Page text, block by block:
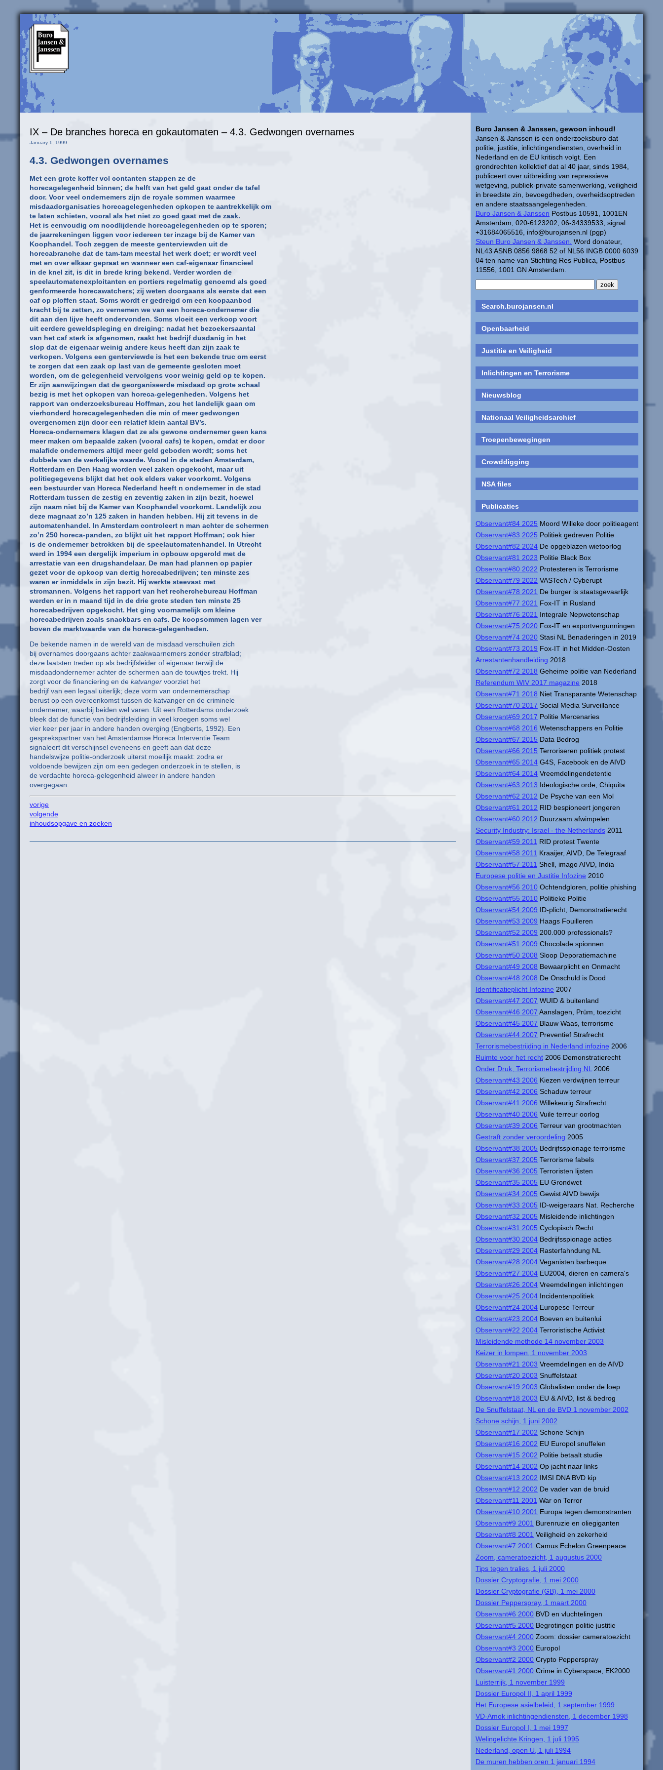
Buro Jansen & Janssen, gewoon inhoud!
Jansen & Janssen is een onderzoeksburo dat
politie, justitie, inlichtingendiensten, overheid in
Nederland en de EU kritisch volgt. Een
grondrechten kollektief dat al 40 jaar, sinds 1984,
publiceert over uitbreiding van repressieve
wetgeving, publiek-private samenwerking, veiligheid
in breedste zin, bevoegdheden, overheidsoptreden
en andere staatsaangelegenheden.
Buro Jansen & Janssen Postbus 10591, 1001EN
Amsterdam, 020-6123202, 06-34339533, signal
+31684065516, info@burojansen.nl (pgp)
Steun Buro Jansen & Janssen. Word donateur,
NL43 ASNB 0856 9868 52 of NL56 INGB 0000 6039
04 ten name van Stichting Res Publica, Postbus
11556, 1001 GN Amsterdam.
Search.burojansen.nl
Openbaarheid
Justitie en Veiligheid
Inlichtingen en Terrorisme
Nieuwsblog
Nationaal Veiligheidsarchief
Troepenbewegingen
Crowddigging
NSA files
Publicaties
Observant#84 2025 Moord Willeke door politieagent
Observant#83 2025 Politiek gedreven Politie
Observant#82 2024 De opgeblazen wietoorlog
Observant#81 2023 Politie Black Box
Observant#80 2022 Protesteren is Terrorisme
Observant#79 2022 VASTech / Cyberupt
Observant#78 2021 De burger is staatsgevaarlijk
Observant#77 2021 Fox-IT in Rusland
Observant#76 2021 Integrale Nepwetenschap
Observant#75 2020 Fox-IT en exportvergunningen
Observant#74 2020 Stasi NL Benaderingen in 2019
Observant#73 2019 Fox-IT in het Midden-Oosten
Arrestantenhandleiding 2018
Observant#72 2018 Geheime politie van Nederland
Referendum WIV 2017 magazine 2018
Observant#71 2018 Niet Transparante Wetenschap
Observant#70 2017 Social Media Surveillance
Observant#69 2017 Politie Mercenaries
Observant#68 2016 Wetenschappers en Politie
Observant#67 2015 Data Bedrog
Observant#66 2015 Terroriseren politiek protest
Observant#65 2014 G4S, Facebook en de AIVD
Observant#64 2014 Vreemdelingendetentie
Observant#63 2013 Ideologische orde, Chiquita
Observant#62 2012 De Psyche van een Mol
Observant#61 2012 RID bespioneert jongeren
Observant#60 2012 Duurzaam afwimpelen
Security Industry: Israel - the Netherlands 2011
Observant#59 2011 RID protest Twente
Observant#58 2011 Kraaijer, AIVD, De Telegraaf
Observant#57 2011 Shell, imago AIVD, India
Europese politie en Justitie Infozine 2010
Observant#56 2010 Ochtendgloren, politie phishing
Observant#55 2010 Politieke Politie
Observant#54 2009 ID-plicht, Demonstratierecht
Observant#53 2009 Haags Fouilleren
Observant#52 2009 200.000 professionals?
Observant#51 2009 Chocolade spionnen
Observant#50 2008 Sloop Deporatiemachine
Observant#49 2008 Bewaarplicht en Onmacht
Observant#48 2008 De Onschuld is Dood
Identificatieplicht Infozine 2007
Observant#47 2007 WUID & buitenland
Observant#46 2007 Aanslagen, Prüm, toezicht
Observant#45 2007 Blauw Waas, terrorisme
Observant#44 2007 Preventief Strafrecht
Terrorismebestrijding in Nederland infozine 2006
Ruimte voor het recht 2006 Demonstratierecht
Onder Druk, Terrorismebestrijding NL 2006
Observant#43 2006 Kiezen verdwijnen terreur
Observant#42 2006 Schaduw terreur
Observant#41 2006 Willekeurig Strafrecht
Observant#40 2006 Vuile terreur oorlog
Observant#39 2006 Terreur van grootmachten
Gestraft zonder veroordeling 2005
Observant#38 2005 Bedrijfsspionage terrorisme
Observant#37 2005 Terrorisme fabels
Observant#36 2005 Terroristen lijsten
Observant#35 2005 EU Grondwet
Observant#34 2005 Gewist AIVD bewijs
Observant#33 2005 ID-weigeraars Nat. Recherche
Observant#32 2005 Misleidende inlichtingen
Observant#31 2005 Cyclopisch Recht
Observant#30 2004 Bedrijfsspionage acties
Observant#29 2004 Rasterfahndung NL
Observant#28 2004 Veganisten barbeque
Observant#27 2004 EU2004, dieren en camera's
Observant#26 2004 Vreemdelingen inlichtingen
Observant#25 2004 Incidentenpolitiek
Observant#24 2004 Europese Terreur
Observant#23 2004 Boeven en buitenlui
Observant#22 2004 Terroristische Activist
Misleidende methode 14 november 2003
Keizer in lompen, 1 november 2003
Observant#21 2003 Vreemdelingen en de AIVD
Observant#20 2003 Snuffelstaat
Observant#19 2003 Globalisten onder de loep
Observant#18 2003 EU & AIVD, list & bedrog
De Snuffelstaat, NL en de BVD 1 november 2002
Schone schijn, 1 juni 2002
Observant#17 2002 Schone Schijn
Observant#16 2002 EU Europol snuffelen
Observant#15 2002 Politie betaalt studie
Observant#14 2002 Op jacht naar links
Observant#13 2002 IMSI DNA BVD kip
Observant#12 2002 De vader van de bruid
Observant#11 2001 War on Terror
Observant#10 2001 Europa tegen demonstranten
Observant#9 2001 Burenruzie en oliegiganten
Observant#8 2001 Veiligheid en zekerheid
Observant#7 2001 Camus Echelon Greenpeace
Zoom, cameratoezicht, 1 augustus 2000
Tips tegen tralies, 1 juli 2000
Dossier Cryptografie, 1 mei 2000
Dossier Cryptografie (GB), 1 mei 2000
Dossier Pepperspray, 1 maart 2000
Observant#6 2000 BVD en vluchtelingen
Observant#5 2000 Begrotingen politie justitie
Observant#4 2000 Zoom: dossier cameratoezicht
Observant#3 2000 Europol
Observant#2 2000 Crypto Pepperspray
Observant#1 2000 Crime in Cyberspace, EK2000
Luisterrijk, 1 november 1999
Dossier Europol II, 1 april 1999
Het Europese asielbeleid, 1 september 1999
VD-Amok inlichtingendiensten, 1 december 1998
Dossier Europol I, 1 mei 1997
Welingelichte Kringen, 1 juli 1995
Nederland, open U, 1 juli 1994
De muren hebben oren 1 januari 1994
IX – De branches horeca en gokautomaten – 4.3. Gedwongen overnames
January 1, 1999
4.3. Gedwongen overnames
Met een grote koffer vol contanten stappen ze de
horecagelegenheid binnen; de helft van het geld gaat onder de tafel
door. Voor veel ondernemers zijn de royale sommen waarmee
misdaadorganisaties horecagelegenheden opkopen te aantrekkelijk om
te laten schieten, vooral als het niet zo goed gaat met de zaak.
Het is eenvoudig om noodlijdende horecagelegenheden op te sporen;
de jaarrekeningen liggen voor iedereen ter inzage bij de Kamer van
Koophandel. Toch zeggen de meeste genterviewden uit de
horecabranche dat de tam-tam meestal het werk doet; er wordt veel
met en over elkaar gepraat en wanneer een caf-eigenaar financieel
in de knel zit, is dit in brede kring bekend. Verder worden de
speelautomatenexploitanten en portiers regelmatig genoemd als goed
genformeerde horecawatchers; zij weten doorgaans als eerste dat een
caf op ploffen staat. Soms wordt er gedreigd om een koopaanbod
kracht bij te zetten, zo vernemen we van een horeca-ondernemer die
dit aan den lijve heeft ondervonden. Soms vloeit een verkoop voort
uit eerdere geweldspleging en dreiging: nadat het bezoekersaantal
van het caf sterk is afgenomen, raakt het bedrijf dusdanig in het
slop dat de eigenaar weinig andere keus heeft dan zijn zaak te
verkopen. Volgens een genterviewde is het een bekende truc om eerst
te zorgen dat een zaak op last van de gemeente gesloten moet
worden, om de gelegenheid vervolgens voor weinig geld op te kopen.
Er zijn aanwijzingen dat de georganiseerde misdaad op grote schaal
bezig is met het opkopen van horeca-gelegenheden. Volgens het
rapport van onderzoeksbureau Hoffman, zou het landelijk gaan om
vierhonderd horecagelegenheden die min of meer gedwongen
overgenomen zijn door een relatief klein aantal BV’s.
Horeca-ondernemers klagen dat ze als gewone ondernemer geen kans
meer maken om bepaalde zaken (vooral cafs) te kopen, omdat er door
malafide ondernemers altijd meer geld geboden wordt; soms het
dubbele van de werkelijke waarde. Vooral in de steden Amsterdam,
Rotterdam en Den Haag worden veel zaken opgekocht, maar uit
politiegegevens blijkt dat het ook elders vaker voorkomt. Volgens
een bestuurder van Horeca Nederland heeft n ondernemer in de stad
Rotterdam tussen de zestig en zeventig zaken in zijn bezit, hoewel
zijn naam niet bij de Kamer van Koophandel voorkomt. Landelijk zou
deze magnaat zo’n 125 zaken in handen hebben. Hij zit tevens in de
automatenhandel. In Amsterdam controleert n man achter de schermen
zo’n 250 horeca-panden, zo blijkt uit het rapport Hoffman; ook hier
is de ondernemer betrokken bij de speelautomatenhandel. In Utrecht
werd in 1994 een dergelijk imperium in opbouw opgerold met de
arrestatie van een drugshandelaar. De man had plannen op papier
gezet voor de opkoop van dertig horecabedrijven; ten minste zes
waren er inmiddels in zijn bezit. Hij werkte steevast met
stromannen. Volgens het rapport van het recherchebureau Hoffman
werden er in n maand tijd in de drie grote steden ten minste 25
horecabedrijven opgekocht. Het ging voornamelijk om kleine
horecabedrijven zoals snackbars en cafs. De koopsommen lagen ver
boven de marktwaarde van de horeca-gelegenheden.
De bekende namen in de wereld van de misdaad verschuilen zich
bij overnames doorgaans achter zaakwaarnemers zonder strafblad;
deze laatsten treden op als bedrijfsleider of eigenaar terwijl de
misdaadondernemer achter de schermen aan de touwtjes trekt. Hij
zorgt voor de financiering en de katvanger voorziet het
bedrijf van een legaal uiterlijk; deze vorm van ondernemerschap
berust op een overeenkomst tussen de katvanger en de criminele
ondernemer, waarbij beiden wel varen. Uit een Rotterdams onderzoek
bleek dat de functie van bedrijfsleiding in veel kroegen soms wel
vier keer per jaar in andere handen overging (Engberts, 1992). Een
gesprekspartner van het Amsterdamse Horeca Interventie Team
signaleert dit verschijnsel eveneens en geeft aan dat deze
handelswijze politie-onderzoek uiterst moeilijk maakt: zodra er
voldoende bewijzen zijn om een gedegen onderzoek in te stellen, is
de verdachte horeca-gelegenheid alweer in andere handen
overgegaan.
vorige
volgende
inhoudsopgave en zoeken